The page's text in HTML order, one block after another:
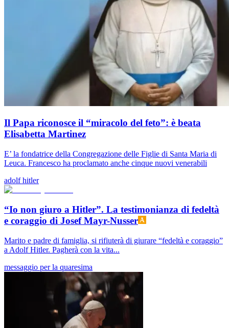
Il Papa riconosce il “miracolo del feto”: è beata
Elisabetta Martinez
E’ la fondatrice della Congregazione delle Figlie di Santa Maria di
Leuca. Francesco ha proclamato anche cinque nuovi venerabili
adolf hitler
“Io non giuro a Hitler”. La testimonianza di fedeltà
e coraggio di Josef Mayr-Nusser
Marito e padre di famiglia, si rifiuterà di giurare “fedeltà e coraggio”
a Adolf Hitler. Pagherà con la vita...
messaggio per la quaresima